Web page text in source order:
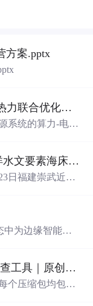
方案.pptx
面向综合能源系统的算力-电力-热力联合优化调度策略（Matlab代码实现）
系统的算力-电
细化的数学模
的全局联合调
PSO）、灰狼
高效求解。文档
相关科研主题与
究生或研发人
福建崇武近岸2025-2026冬季海洋水文要素海床基观测数据集.zip
日福建崇武近岸
质控文件，质控
括通过（pas
中为边缘智能打
.
AI画布分支合并风险评分发布检查工具｜原创源码+测试+离线报告
个压缩包均包含